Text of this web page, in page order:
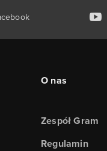
O nas
Zespół Gram
Regulamin